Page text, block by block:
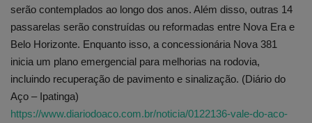
serão contemplados ao longo dos anos. Além disso, outras 14
passarelas serão construídas ou reformadas entre Nova Era e
Belo Horizonte. Enquanto isso, a concessionária Nova 381
inicia um plano emergencial para melhorias na rodovia,
incluindo recuperação de pavimento e sinalização. (Diário do
Aço – Ipatinga)
https://www.diariodoaco.com.br/noticia/0122136-vale-do-aco-